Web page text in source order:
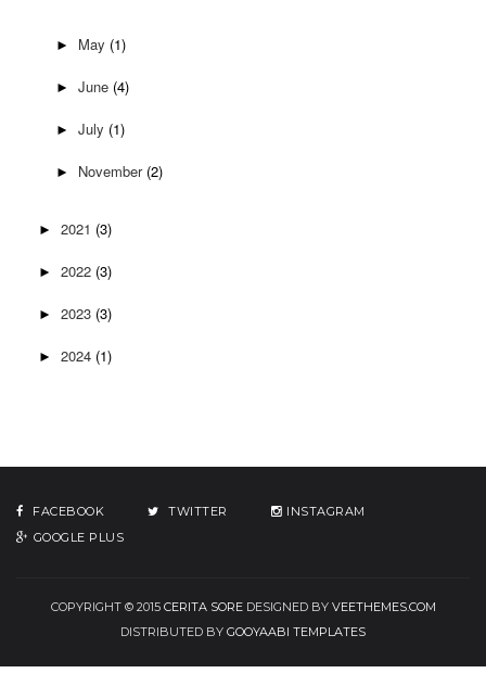
► May (1)
► June (4)
► July (1)
► November (2)
► 2021 (3)
► 2022 (3)
► 2023 (3)
► 2024 (1)
FACEBOOK TWITTER
INSTAGRAM
GOOGLE PLUS
COPYRIGHT © 2015 CERITA SOREDESIGNED BY VEETHEMES.COM
DISTRIBUTED BY GOOYAABI TEMPLATES